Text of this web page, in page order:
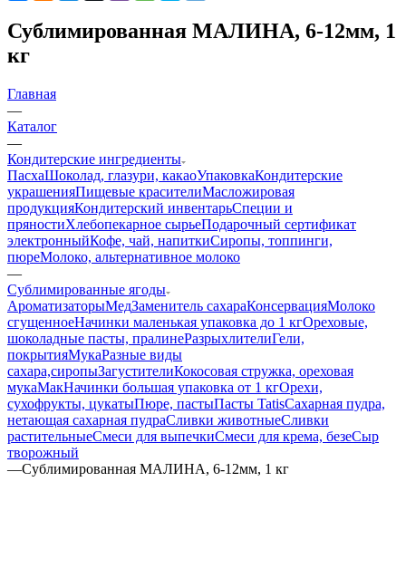
Сублимированная МАЛИНА, 6-12мм, 1
кг
Главная
—
Каталог
—
Кондитерские ингредиенты
ПасхаШоколад, глазури, какаоУпаковкаКондитерские
украшенияПищевые красителиМасложировая
продукцияКондитерский инвентарьСпеции и
пряностиХлебопекарное сырьеПодарочный сертификат
электронныйКофе, чай, напиткиСиропы, топпинги,
пюреМолоко, альтернативное молоко
—
Сублимированные ягоды
АроматизаторыМедЗаменитель сахараКонсервацияМолоко
сгущенноеНачинки маленькая упаковка до 1 кгОреховые,
шоколадные пасты, пралинеРазрыхлителиГели,
покрытияМукаРазные виды
сахара,сиропыЗагустителиКокосовая стружка, ореховая
мукаМакНачинки большая упаковка от 1 кгОрехи,
сухофрукты, цукатыПюре, пастыПасты TatisСахарная пудра,
нетающая сахарная пудраСливки животныеСливки
растительныеСмеси для выпечкиСмеси для крема, безеСыр
творожный
—Сублимированная МАЛИНА, 6-12мм, 1 кг